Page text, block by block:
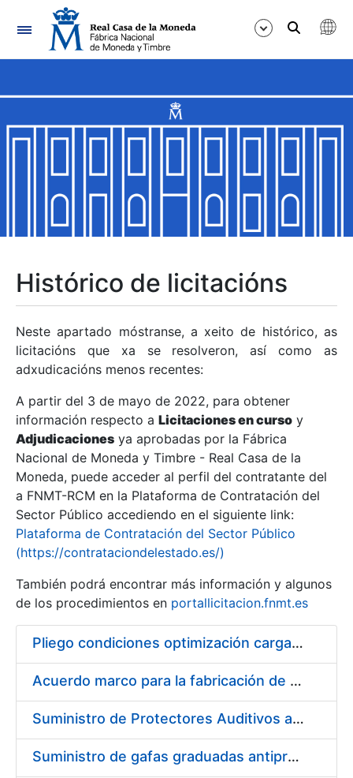
Navegación
Mostrar/Ocultar
Mostrar/Ocultar
Mostrar/Ocultar
Mostrar/Ocultar
Mostrar/Ocultar
Mostrar/Ocultar
Mostrar/Ocultar
Histórico de licitacións
Neste apartado móstranse, a xeito de histórico, as
licitacións que xa se resolveron, así como as
adxudicacións menos recentes:
A partir del 3 de mayo de 2022, para obtener
información respecto a Licitaciones en curso y
Adjudicaciones ya aprobadas por la Fábrica
Nacional de Moneda y Timbre - Real Casa de la
Moneda, puede acceder al perfil del contratante del
a FNMT-RCM en la Plataforma de Contratación del
Sector Público accediendo en el siguiente link:
Plataforma de Contratación del Sector Público
(https://contrataciondelestado.es/)
También podrá encontrar más información y algunos
de los procedimientos en portallicitacion.fnmt.es
Pliego condiciones optimización cargas compras firmado
Acuerdo marco para la fabricación de piezas
Suministro de Protectores Auditivos a medida para las personas trabajadoras de los Centros de Trabajo de Madrid y Burgos
Suministro de gafas graduadas antiproyecciones para los trabajadores de la FNMT-RCM en los centros de trabajo de Madrid y Burgos